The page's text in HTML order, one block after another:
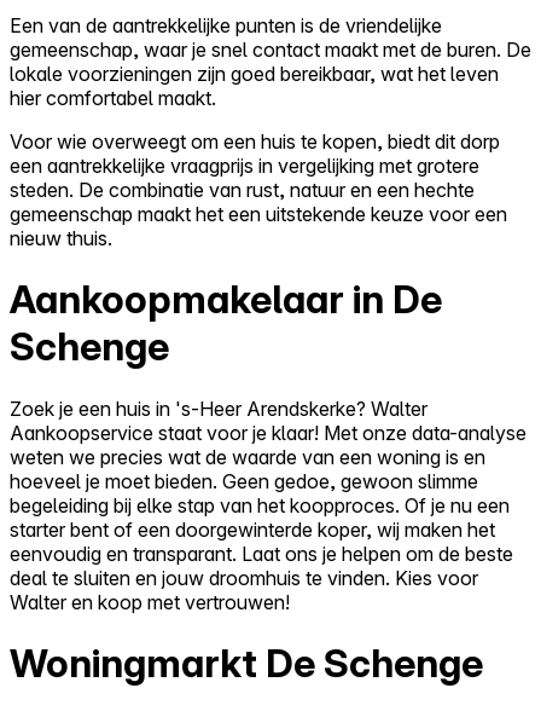
Een van de aantrekkelijke punten is de vriendelijke
gemeenschap, waar je snel contact maakt met de buren. De
lokale voorzieningen zijn goed bereikbaar, wat het leven
hier comfortabel maakt.
Voor wie overweegt om een huis te kopen, biedt dit dorp
een aantrekkelijke vraagprijs in vergelijking met grotere
steden. De combinatie van rust, natuur en een hechte
gemeenschap maakt het een uitstekende keuze voor een
nieuw thuis.
Aankoopmakelaar in De
Schenge
Zoek je een huis in 's-Heer Arendskerke? Walter
Aankoopservice staat voor je klaar! Met onze data-analyse
weten we precies wat de waarde van een woning is en
hoeveel je moet bieden. Geen gedoe, gewoon slimme
begeleiding bij elke stap van het koopproces. Of je nu een
starter bent of een doorgewinterde koper, wij maken het
eenvoudig en transparant. Laat ons je helpen om de beste
deal te sluiten en jouw droomhuis te vinden. Kies voor
Walter en koop met vertrouwen!
Woningmarkt De Schenge